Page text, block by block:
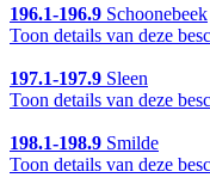
196.1-196.9 Schoonebeek
Toon details van deze
197.1-197.9 Sleen
Toon details van deze
198.1-198.9 Smilde
Toon details van deze